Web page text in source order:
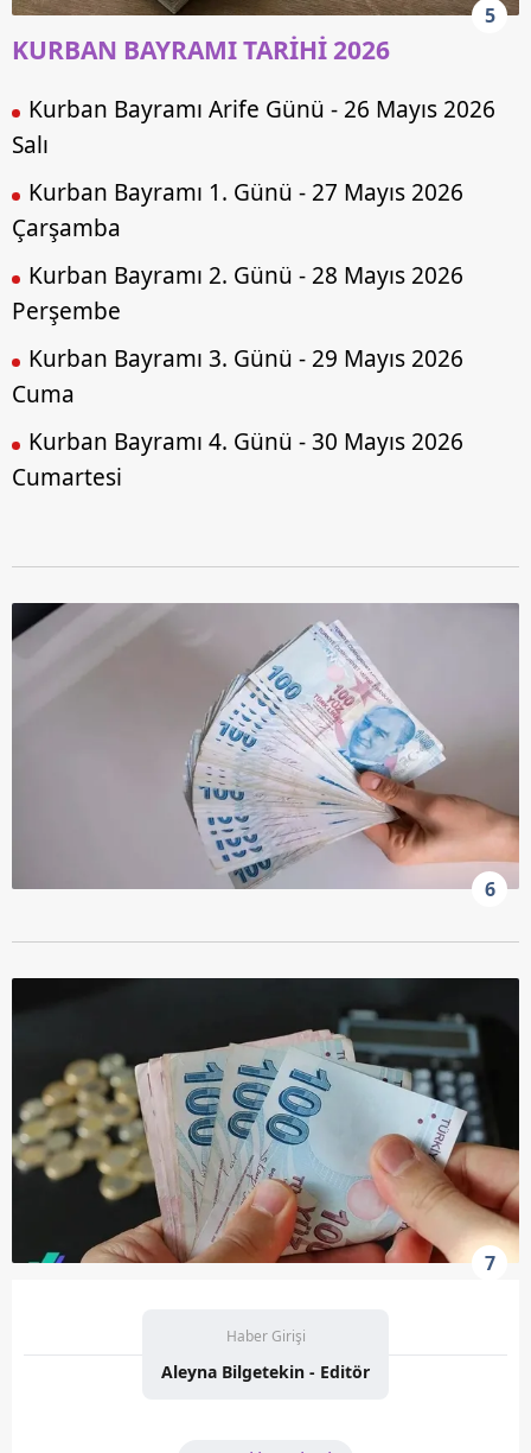
5
KURBAN BAYRAMI TARİHİ 2026
Kurban Bayramı Arife Günü - 26 Mayıs 2026
Salı
Kurban Bayramı 1. Günü - 27 Mayıs 2026
Çarşamba
Kurban Bayramı 2. Günü - 28 Mayıs 2026
Perşembe
Kurban Bayramı 3. Günü - 29 Mayıs 2026
Cuma
Kurban Bayramı 4. Günü - 30 Mayıs 2026
Cumartesi
6
7
Haber Girişi
Aleyna Bilgetekin - Editör